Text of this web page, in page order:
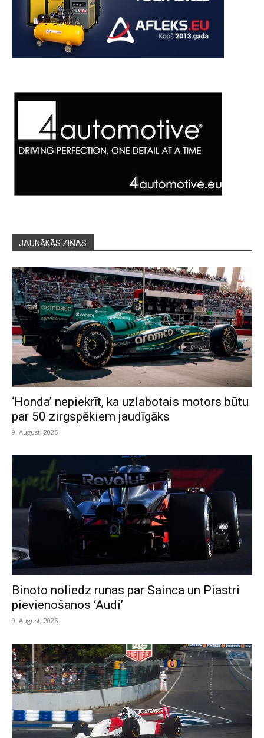
JAUNĀKĀS ZIŅAS
‘Honda’ nepiekrīt, ka uzlabotais motors būtu
par 50 zirgspēkiem jaudīgāks
9. August, 2026
Binoto noliedz runas par Sainca un Piastri
pievienošanos ‘Audi’
9. August, 2026